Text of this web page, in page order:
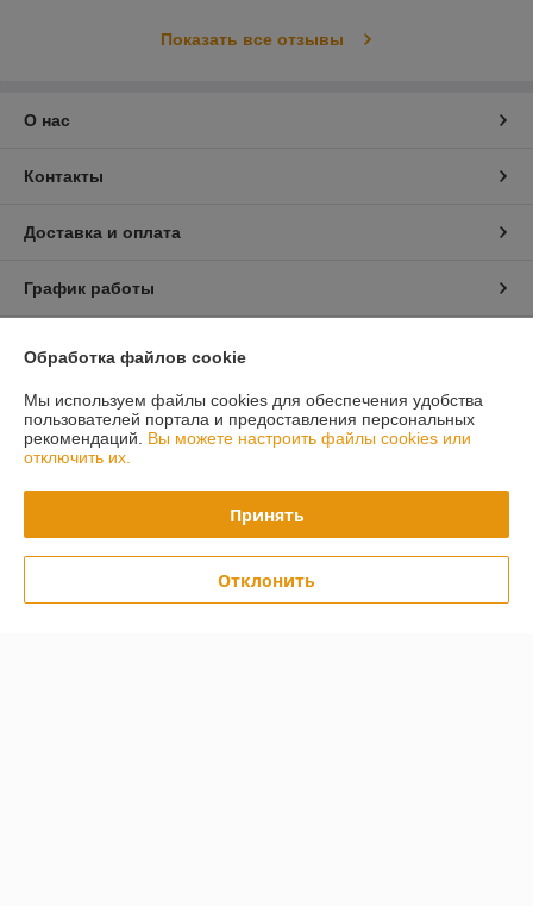
Показать все отзывы
О нас
Контакты
Доставка и оплата
График работы
Политика обработки cookies
Сайт создан на платформе Deal.by
Обработка файлов cookie
Мы используем файлы cookies для обеспечения удобства
пользователей портала и предоставления персональных
рекомендаций. Вы можете настроить файлы cookies или
отключить их.
Принять
Отклонить